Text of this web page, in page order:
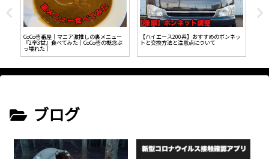
CoCo壱番屋｜マニア激推しの裏メニュー
『2辛3甘』食べてみた｜CoCo壱の概念ぶ
っ壊れた｜
【ハイエース200系】おすすめのボンネッ
トと交換方法と注意点について
ブログ